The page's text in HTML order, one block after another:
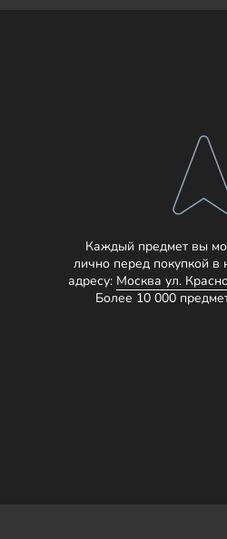
Каждый предмет вы
лично перед покупкой в
адресу: Москва ул.
Более 10 000